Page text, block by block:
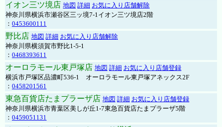
イオン三ツ境店 地図 詳細 お気に入り店舗解除
神奈川県横浜市瀬谷区三ッ境7-1イオン三ツ境店2階
： 0453600111
野比店 地図 詳細 お気に入り店舗解除
神奈川県横須賀市野比1-5-1
： 0468393611
オーロラモール東戸塚店 地図 詳細 お気に入り店舗登録
横浜市戸塚区品濃町536-1 オーロラモール東戸塚アネックス2F
： 0458201561
東急百貨店たまプラーザ店 地図 詳細 お気に入り店舗登録
神奈川県横浜市青葉区美しが丘1-7東急百貨店たまプラーザ5階
： 0459051131